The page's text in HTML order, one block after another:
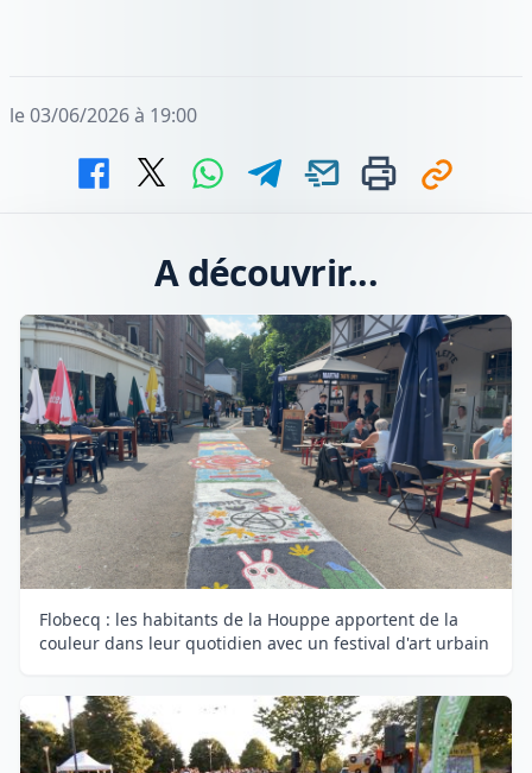
le 03/06/2026 à 19:00
A découvrir...
Flobecq : les habitants de la Houppe apportent de la
couleur dans leur quotidien avec un festival d'art urbain